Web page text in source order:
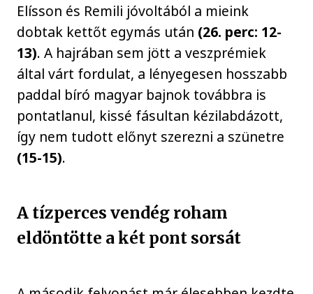
Elísson és Remili jóvoltából a mieink
dobtak kettőt egymás után (26. perc: 12-
13). A hajrában sem jött a veszprémiek
által várt fordulat, a lényegesen hosszabb
paddal bíró magyar bajnok továbbra is
pontatlanul, kissé fásultan kézilabdázott,
így nem tudott előnyt szerezni a szünetre
(15-15).
A tízperces vendég roham
eldöntötte a két pont sorsát